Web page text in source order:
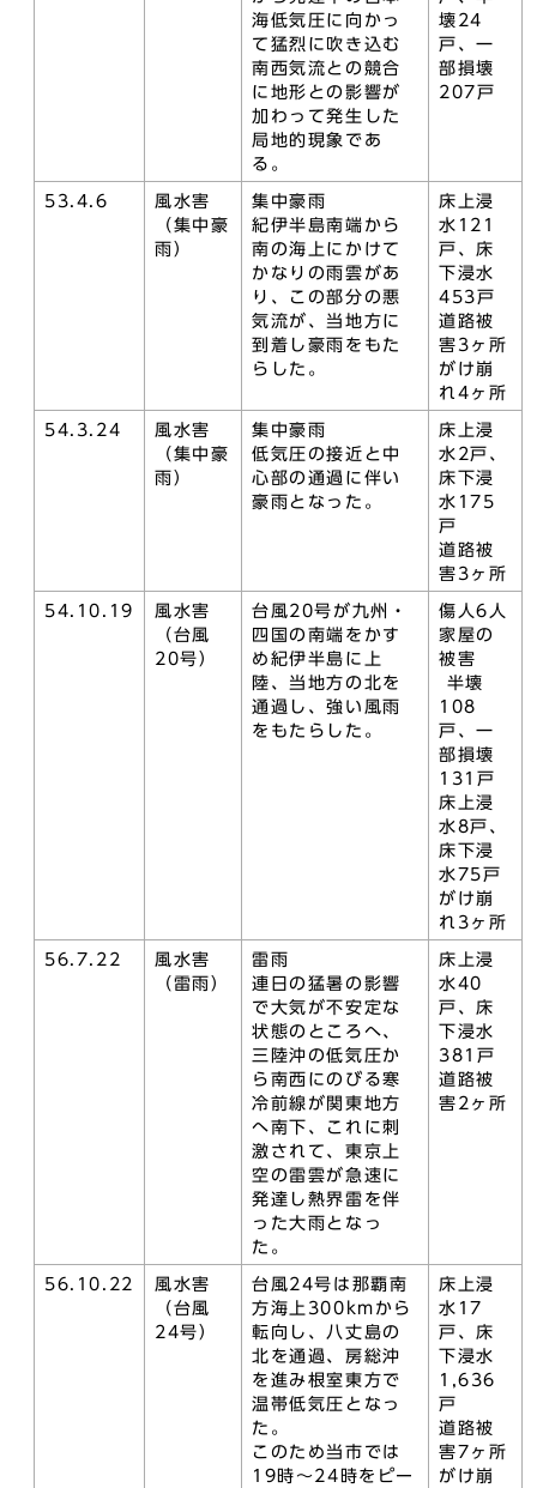
海低気圧に向かっ
て猛烈に吹き込む
南西気流との競合
に地形との影響が
加わって発生した
局地的現象であ
る。
壊24
戸、一
部損壊
207戸
53.4.6
風水害
（集中豪
雨）
集中豪雨
紀伊半島南端から
南の海上にかけて
かなりの雨雲があ
り、この部分の悪
気流が、当地方に
到着し豪雨をもた
らした。
床上浸
水121
戸、床
下浸水
453戸
道路被
害3ヶ所
がけ崩
れ4ヶ所
54.3.24
風水害
（集中豪
雨）
集中豪雨
低気圧の接近と中
心部の通過に伴い
豪雨となった。
床上浸
水2戸、
床下浸
水175
戸
道路被
害3ヶ所
54.10.19
風水害
（台風
20号）
台風20号が九州・
四国の南端をかす
め紀伊半島に上
陸、当地方の北を
通過し、強い風雨
をもたらした。
傷人6人
家屋の
被害
半壊
108
戸、一
部損壊
131戸
床上浸
水8戸、
床下浸
水75戸
がけ崩
れ3ヶ所
56.7.22
風水害
（雷雨）
雷雨
連日の猛暑の影響
で大気が不安定な
状態のところへ、
三陸沖の低気圧か
ら南西にのびる寒
冷前線が関東地方
へ南下、これに刺
激されて、東京上
空の雷雲が急速に
発達し熱界雷を伴
った大雨となっ
た。
床上浸
水40
戸、床
下浸水
381戸
道路被
害2ヶ所
56.10.22
風水害
（台風
24号）
台風24号は那覇南
方海上300kmから
転向し、八丈島の
北を通過、房総沖
を進み根室東方で
温帯低気圧となっ
た。
このため当市では
19時～24時をピー
床上浸
水17
戸、床
下浸水
1,636
戸
道路被
害7ヶ所
がけ崩